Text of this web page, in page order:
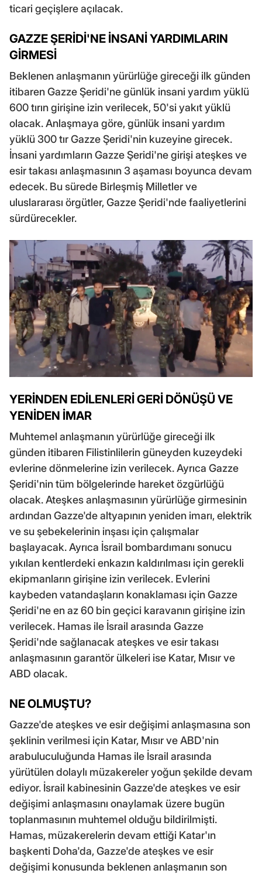
ticari geçişlere açılacak.
GAZZE ŞERİDİ'NE İNSANİ YARDIMLARIN
GİRMESİ
Beklenen anlaşmanın yürürlüğe gireceği ilk günden
itibaren Gazze Şeridi'ne günlük insani yardım yüklü
600 tırın girişine izin verilecek, 50'si yakıt yüklü
olacak. Anlaşmaya göre, günlük insani yardım
yüklü 300 tır Gazze Şeridi'nin kuzeyine girecek.
İnsani yardımların Gazze Şeridi'ne girişi ateşkes ve
esir takası anlaşmasının 3 aşaması boyunca devam
edecek. Bu sürede Birleşmiş Milletler ve
uluslararası örgütler, Gazze Şeridi'nde faaliyetlerini
sürdürecekler.
YERİNDEN EDİLENLERİ GERİ DÖNÜŞÜ VE
YENİDEN İMAR
Muhtemel anlaşmanın yürürlüğe gireceği ilk
günden itibaren Filistinlilerin güneyden kuzeydeki
evlerine dönmelerine izin verilecek. Ayrıca Gazze
Şeridi'nin tüm bölgelerinde hareket özgürlüğü
olacak. Ateşkes anlaşmasının yürürlüğe girmesinin
ardından Gazze'de altyapının yeniden imarı, elektrik
ve su şebekelerinin inşası için çalışmalar
başlayacak. Ayrıca İsrail bombardımanı sonucu
yıkılan kentlerdeki enkazın kaldırılması için gerekli
ekipmanların girişine izin verilecek. Evlerini
kaybeden vatandaşların konaklaması için Gazze
Şeridi'ne en az 60 bin geçici karavanın girişine izin
verilecek. Hamas ile İsrail arasında Gazze
Şeridi'nde sağlanacak ateşkes ve esir takası
anlaşmasının garantör ülkeleri ise Katar, Mısır ve
ABD olacak.
NE OLMUŞTU?
Gazze'de ateşkes ve esir değişimi anlaşmasına son
şeklinin verilmesi için Katar, Mısır ve ABD'nin
arabuluculuğunda Hamas ile İsrail arasında
yürütülen dolaylı müzakereler yoğun şekilde devam
ediyor. İsrail kabinesinin Gazze'de ateşkes ve esir
değişimi anlaşmasını onaylamak üzere bugün
toplanmasının muhtemel olduğu bildirilmişti.
Hamas, müzakerelerin devam ettiği Katar'ın
başkenti Doha'da, Gazze'de ateşkes ve esir
değişimi konusunda beklenen anlaşmanın son